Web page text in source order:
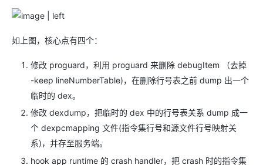
如上图，核心点有四个：
修改 proguard，利用 proguard 来删除 debugItem （去掉
-keep lineNumberTable)，在删除行号表之前 dump 出一个
临时的 dex。
修改 dexdump，把临时的 dex 中的行号表关系 dump 成一
个 dexpcmapping 文件(指令集行号和源文件行号映射关
系)，并存至服务端。
hook app runtime 的 crash handler，把 crash 时的指令集